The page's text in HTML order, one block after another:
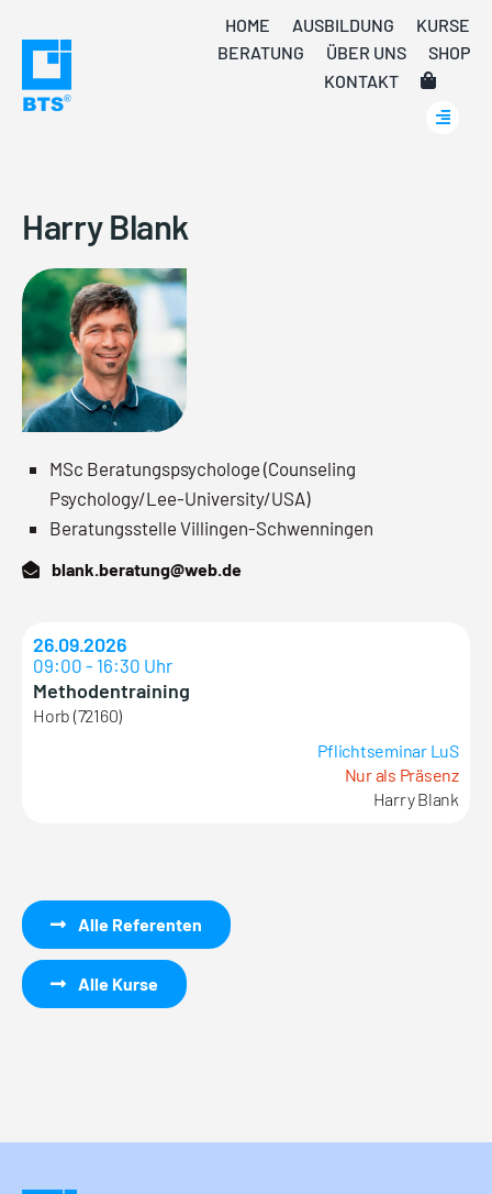
content
HOME AUSBILDUNG
KURSE
BERATUNG
ÜBER UNS
SHOP
KONTAKT
Harry Blank
MSc Beratungspsychologe (Counseling
Psychology/Lee-University/USA)
Beratungsstelle Villingen-Schwenningen
blank.beratung@web.de
26.09.2026
09:00 - 16:30 Uhr
Methodentraining
Horb (72160)
Pflichtseminar LuS
Nur als Präsenz
Harry Blank
Alle Referenten
Alle Kurse